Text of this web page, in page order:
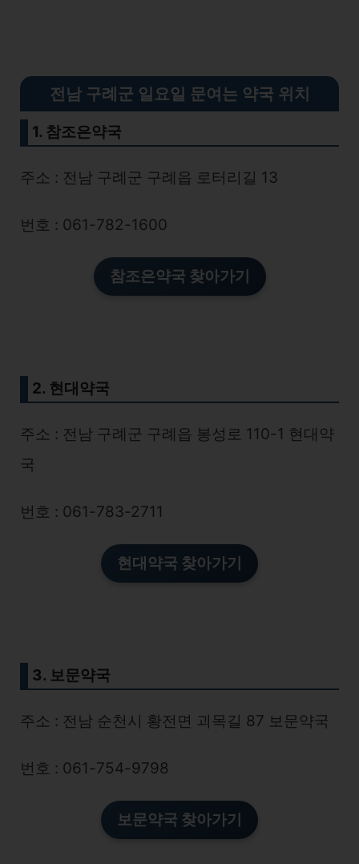
전남 구례군 일요일 문여는 약국 위치
1. 참조은약국
주소 : 전남 구례군 구례읍 로터리길 13
번호 : 061-782-1600
참조은약국 찾아가기
2. 현대약국
주소 : 전남 구례군 구례읍 봉성로 110-1 현대약
국
번호 : 061-783-2711
현대약국 찾아가기
3. 보문약국
주소 : 전남 순천시 황전면 괴목길 87 보문약국
번호 : 061-754-9798
보문약국 찾아가기